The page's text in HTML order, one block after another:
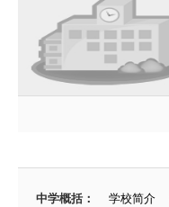
中学概括： 学校简介